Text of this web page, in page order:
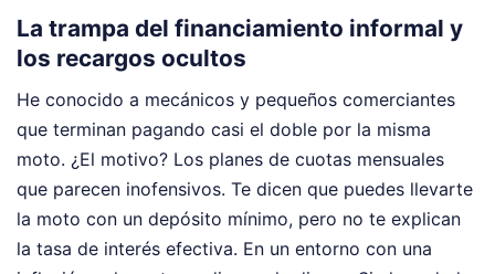
La trampa del financiamiento informal y
los recargos ocultos
He conocido a mecánicos y pequeños comerciantes
que terminan pagando casi el doble por la misma
moto. ¿El motivo? Los planes de cuotas mensuales
que parecen inofensivos. Te dicen que puedes llevarte
la moto con un depósito mínimo, pero no te explican
la tasa de interés efectiva. En un entorno con una